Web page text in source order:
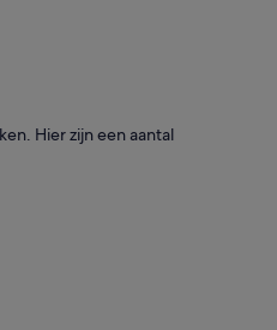
Hier zijn een aantal